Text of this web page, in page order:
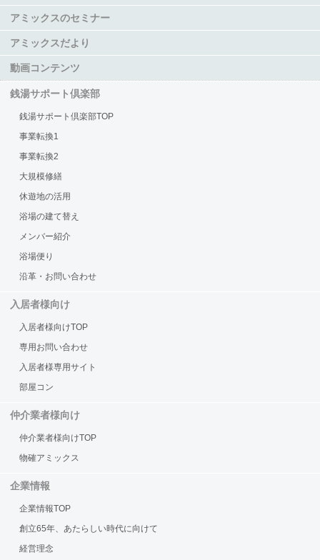
アミックスのセミナー
アミックスだより
動画コンテンツ
銭湯サポート倶楽部
銭湯サポート倶楽部TOP
事業転換1
事業転換2
大規模修繕
休遊地の活用
浴場の建て替え
メンバー紹介
浴場便り
沿革・お問い合わせ
入居者様向け
入居者様向けTOP
専用お問い合わせ
入居者様専用サイト
部屋コン
仲介業者様向け
仲介業者様向けTOP
物確アミックス
企業情報
企業情報TOP
創立65年、あたらしい時代に向けて
経営理念